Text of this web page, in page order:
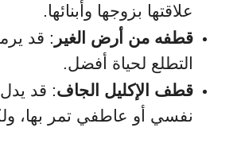
علاقتها بزوجها وأبنائها.
قطفه من أرض الغير : قد
التطلع لحياة أفضل.
قطف الإكليل الجاف: قد
نفسي أو عاطفي تمر بها،